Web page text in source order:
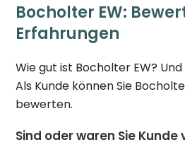
Bocholter EW:
Erfahrungen
Wie gut ist Bocholter EW?
Als Kunde können Sie
bewerten.
Sind oder waren Sie Kunde